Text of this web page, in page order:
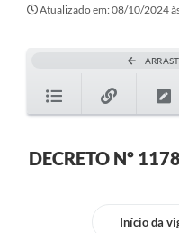
Secretarias
Transparência
Programa Famílias Fortes
Contratação de estagiário -
Atualizado em: 08/10/2024
DECRETO Nº
Início da